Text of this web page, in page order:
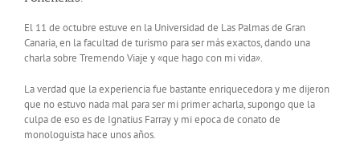
El 11 de octubre estuve en la Universidad de Las Palmas de Gran
Canaria, en la facultad de turismo para ser más exactos, dando una
charla sobre Tremendo Viaje y «que hago con mi vida».
La verdad que la experiencia fue bastante enriquecedora y me dijeron
que no estuvo nada mal para ser mi primer acharla, supongo que la
culpa de eso es de Ignatius Farray y mi epoca de conato de
monologuista hace unos años.